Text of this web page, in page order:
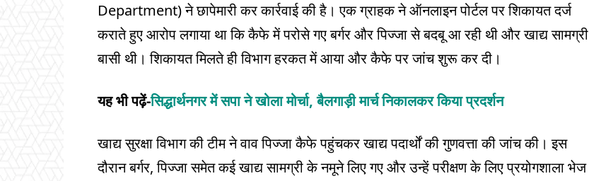
Department) ने छापेमारी कर कार्रवाई की है। एक ग्राहक ने ऑनलाइन पोर्टल पर शिकायत दर्ज
कराते हुए आरोप लगाया था कि कैफे में परोसे गए बर्गर और पिज्जा से बदबू आ रही थी और खाद्य सामग्री
बासी थी। शिकायत मिलते ही विभाग हरकत में आया और कैफे पर जांच शुरू कर दी।
यह भी पढ़ें-सिद्धार्थनगर में सपा ने खोला मोर्चा, बैलगाड़ी मार्च निकालकर किया प्रदर्शन
खाद्य सुरक्षा विभाग की टीम ने वाव पिज्जा कैफे पहुंचकर खाद्य पदार्थों की गुणवत्ता की जांच की। इस
दौरान बर्गर, पिज्जा समेत कई खाद्य सामग्री के नमूने लिए गए और उन्हें परीक्षण के लिए प्रयोगशाला भेज